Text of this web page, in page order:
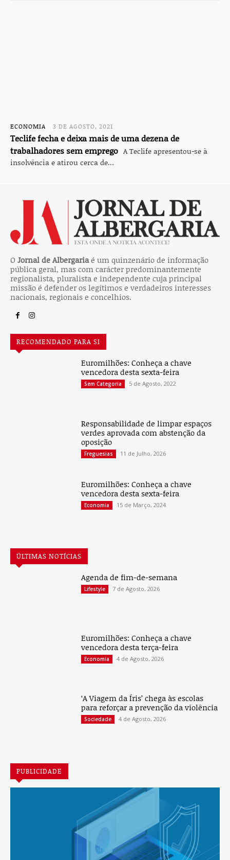
ECONOMIA 3 DE AGOSTO, 2021
Teclife fecha e deixa mais de uma dezena de
trabalhadores sem emprego A Teclife apresentou-se à
insolvência e atirou cerca de...
O Jornal de Albergariaé um quinzenário de informação
pública geral, mas com carácter predominantemente
regionalista, pluralista e independente cuja principal
missão é defender os legítimos e verdadeiros interesses
nacionais, regionais e concelhios.
RECOMENDADO PARA SI
Euromilhões: Conheça a chave
vencedora desta sexta-feira
Sem Categoria 5 de Agosto, 2022
Responsabilidade de limpar espaços
verdes aprovada com abstenção da
oposição
Freguesias 11 de Julho, 2026
Euromilhões: Conheça a chave
vencedora desta sexta-feira
Economia 15 de Março, 2024
ÚLTIMAS NOTÍCIAS
Agenda de fim-de-semana
Lifestyle 7 de Agosto, 2026
Euromilhões: Conheça a chave
vencedora desta terça-feira
Economia 4 de Agosto, 2026
‘A Viagem da Íris’ chega às escolas
para reforçar a prevenção da violência
Sociedade 4 de Agosto, 2026
PUBLICIDADE